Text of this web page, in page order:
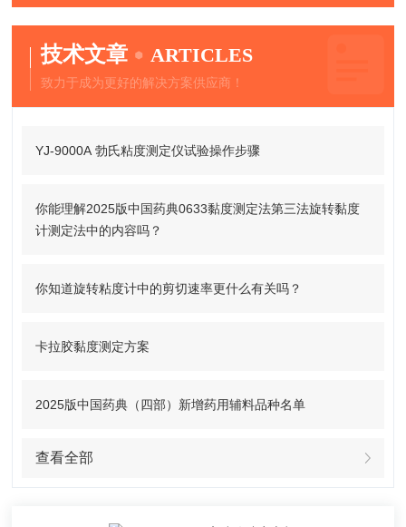
技术文章 ARTICLES
致力于成为更好的解决方案供应商！
YJ-9000A 勃氏粘度测定仪试验操作步骤
你能理解2025版中国药典0633黏度测定法第三法旋转黏度
计测定法中的内容吗？
你知道旋转粘度计中的剪切速率更什么有关吗？
卡拉胶黏度测定方案
2025版中国药典（四部）新增药用辅料品种名单
查看全部